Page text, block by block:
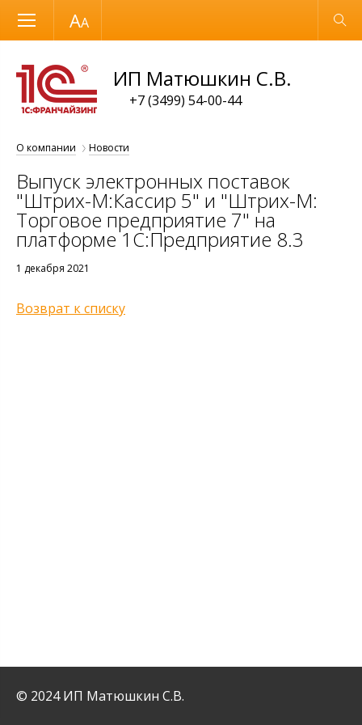
Размер шрифта Обычная версия
ИП Матюшкин С.В.
+7 (3499) 54-00-44
О компании Новости
Выпуск электронных поставок
"Штрих-М:Кассир 5" и "Штрих-М:
Торговое предприятие 7" на
платформе 1С:Предприятие 8.3
1 декабря 2021
Возврат к списку
© 2024 ИП Матюшкин С.В.